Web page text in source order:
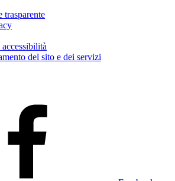
trasparente
del sito e dei servizi